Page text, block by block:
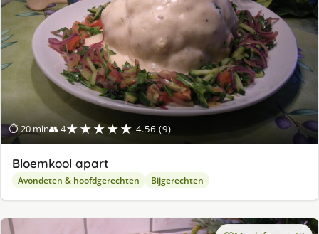
⏱ 20 min👥 4★★★★★ 4.56 (9)
Bloemkool apart
Avondeten & hoofdgerechten Bijgerechten